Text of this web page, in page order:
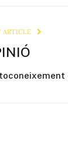
ARTICLE